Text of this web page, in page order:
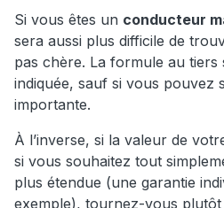
Si vous êtes un conducteur
sera aussi plus difficile de
pas chère. La formule au
indiquée, sauf si vous pouvez
importante.
À l’inverse, si la valeur de
si vous souhaitez tout
plus étendue (une garantie
exemple), tournez-vous